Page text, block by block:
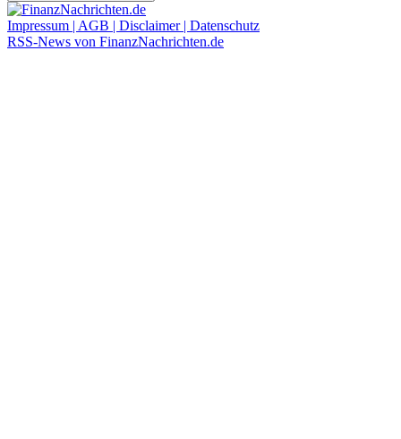
Impressum | AGB | Disclaimer | Datenschutz
RSS-News von FinanzNachrichten.de